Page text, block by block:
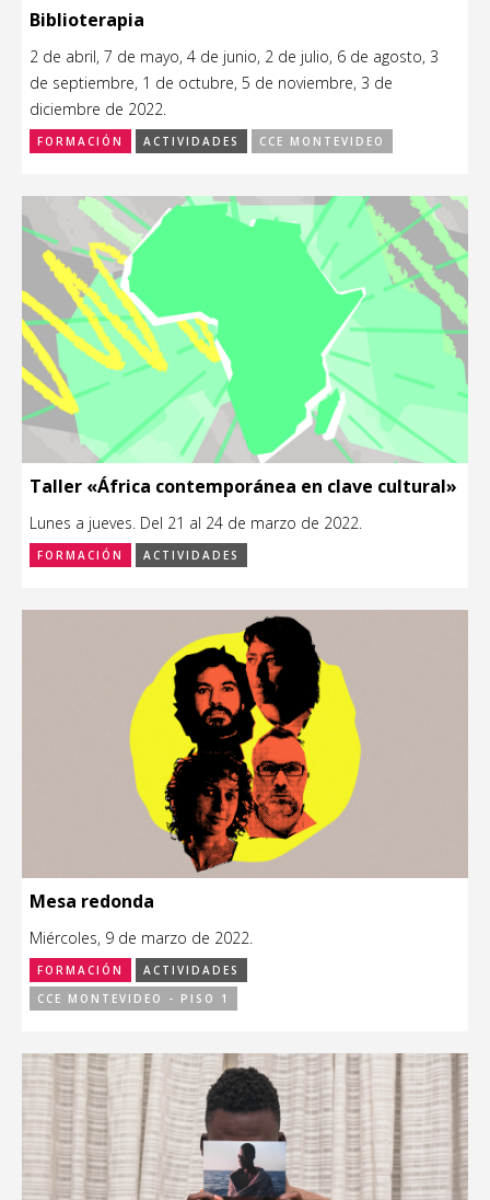
Biblioterapia
2 de abril, 7 de mayo, 4 de junio, 2 de julio, 6 de agosto, 3
de septiembre, 1 de octubre, 5 de noviembre, 3 de
diciembre de 2022.
FORMACIÓN ACTIVIDADES CCE MONTEVIDEO
Taller «África contemporánea en clave cultural»
Lunes a jueves. Del 21 al 24 de marzo de 2022.
FORMACIÓN ACTIVIDADES
Mesa redonda
Miércoles, 9 de marzo de 2022.
FORMACIÓN
ACTIVIDADES
CCE MONTEVIDEO - PISO 1